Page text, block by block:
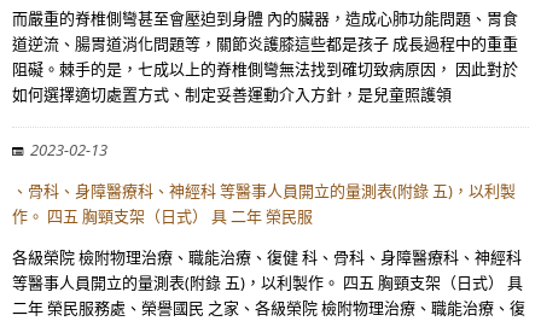
而嚴重的脊椎側彎甚至會壓迫到身體 內的臟器，造成心肺功能問題、胃食
道逆流、腸胃道消化問題等，關節炎護膝這些都是孩子 成長過程中的重重
阻礙。棘手的是，七成以上的脊椎側彎無法找到確切致病原因， 因此對於
如何選擇適切處置方式、制定妥善運動介入方針，是兒童照護領
2023-02-13
、骨科、身障醫療科、神經科 等醫事人員開立的量測表(附錄 五)，以利製
作。 四五 胸頸支架（日式） 具 二年 榮民服
各級榮院 檢附物理治療、職能治療、復健 科、骨科、身障醫療科、神經科
等醫事人員開立的量測表(附錄 五)，以利製作。 四五 胸頸支架（日式） 具
二年 榮民服務處、榮譽國民 之家、各級榮院 檢附物理治療、職能治療、復